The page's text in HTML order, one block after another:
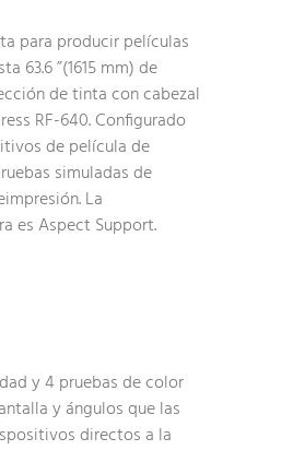
para producir películas
63.6 ”(1615 mm) de
de tinta con cabezal
RF-640. Configurado
de película de
simuladas de
La
es Aspect Support.
y 4 pruebas de color
y ángulos que las
directos a la